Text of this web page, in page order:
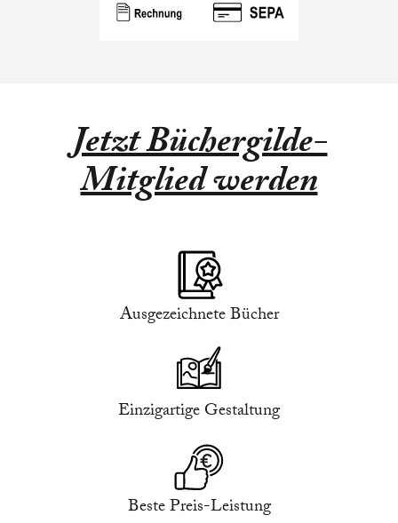
Jetzt Büchergilde-
Mitglied werden
Ausgezeichnete Bücher
Einzigartige Gestaltung
Beste Preis-Leistung